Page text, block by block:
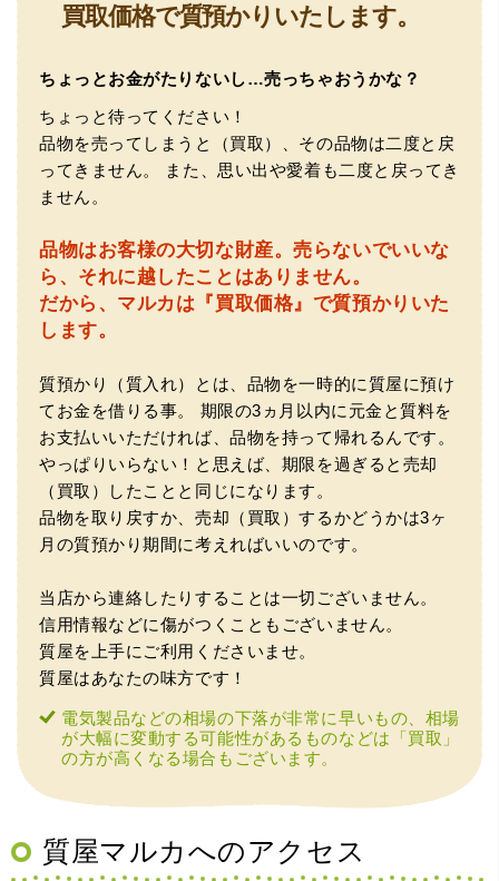
に査定をして頂き思いもよらない価格をいただきました。
正直他店の倍以上で驚きました。また機会があれば利用し
ます。
（大阪府東大阪市）ネットを見て安心できるお店であると
感じて飛び込みで訪問。飛びこみにも関わらず、とても親
切、丁ねいな対応をして頂き、思っていた以上の信用でき
るお店でした。満足いく金額で買い取って頂きました。あ
りがとうございます。
（兵庫県神戸市）別のお店でメール査定した際の1.5倍の金
額を提示いただけたので即決しました。楽器も安心してお
任せできそうです!
買取価格で質預かりいたします。
ちょっとお金がたりないし…売っちゃおうかな？
ちょっと待ってください！
品物を売ってしまうと（買取）、その品物は二度と戻
ってきません。
また、思い出や愛着も二度と戻ってき
ません。
品物はお客様の大切な財産。売らないでいいな
ら、それに越したことはありません。
だから、マルカは『買取価格』で質預かりいた
します。
質預かり（質入れ）とは、品物を一時的に質屋に預け
てお金を借りる事。
期限の3ヵ月以内に元金と質料を
お支払いいただければ、品物を持って帰れるんです。
やっぱりいらない！と思えば、期限を過ぎると売却
（買取）したことと同じになります。
品物を取り戻すか、売却（買取）するかどうかは3ヶ
月の質預かり期間に考えればいいのです。
当店から連絡したりすることは一切ございません。
信用情報などに傷がつくこともございません。
質屋を上手にご利用くださいませ。
質屋はあなたの味方です！
電気製品などの相場の下落が非常に早いもの、相場
が大幅に変動する可能性があるものなどは「買取」
の方が高くなる場合もございます。
質屋マルカへのアクセス